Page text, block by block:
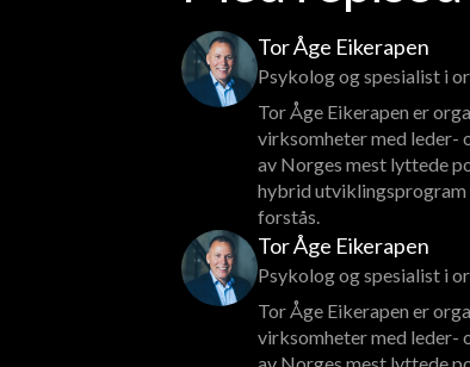
Tor Åge Eikerapen
Psykolog og spesialist i
Tor Åge Eikerapen er
virksomheter med leder-
av Norges mest lyttede
hybrid utviklingsprogram
forstås.
Tor Åge Eikerapen
Psykolog og spesialist i
Tor Åge Eikerapen er
virksomheter med leder-